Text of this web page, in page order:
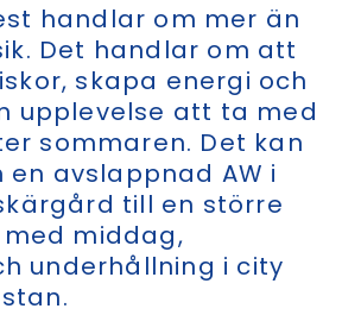
handlar om mer än
Det handlar om att
skapa energi och
upplevelse att ta med
sommaren. Det kan
avslappnad AW i
till en större
middag,
underhållning i city